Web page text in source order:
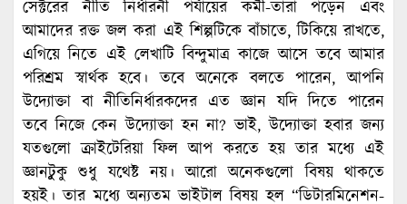
সেক্টরের নীতি নির্ধারনী পর্যায়ের কর্মী-তারা পড়েন এবং
আমাদের রক্ত জল করা এই শিল্পটিকে বাঁচাতে, টিকিয়ে রাখতে,
এগিয়ে নিতে এই লেখাটি বিন্দুমাত্র কাজে আসে তবে আমার
পরিশ্রম স্বার্থক হবে। তবে অনেকে বলতে পারেন, আপনি
উদ্যোক্তা বা নীতিনির্ধারকদের এত জ্ঞান যদি দিতে পারেন
তবে নিজে কেন উদ্যোক্তা হন না? ভাই, উদ্যোক্তা হবার জন্য
যতগুলো ক্রাইটেরিয়া ফিল আপ করতে হয় তার মধ্যে এই
জ্ঞানটুুকু শুধু যথেষ্ট নয়। আরো অনেকগুলো বিষয় থাকতে
হয়ই। তার মধ্যে অন্যতম ভাইটাল বিষয় হল “ডিটারমিনেশন-